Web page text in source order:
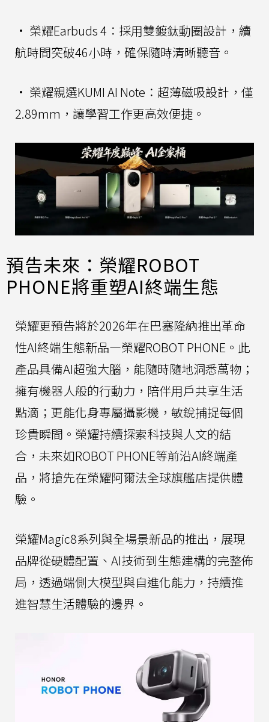
• 榮耀Earbuds 4：採用雙鍍鈦動圈設計，續
航時間突破46小時，確保隨時清晰聽音。
• 榮耀親選KUMI AI Note：超薄磁吸設計，僅
2.89mm，讓學習工作更高效便捷。
預告未來：榮耀ROBOT
PHONE將重塑AI終端生態
榮耀更預告將於2026年在巴塞隆納推出革命
性AI終端生態新品—榮耀ROBOT PHONE。此
產品具備AI超強大腦，能隨時隨地洞悉萬物；
擁有機器人般的行動力，陪伴用戶共享生活
點滴；更能化身專屬攝影機，敏銳捕捉每個
珍貴瞬間。榮耀持續探索科技與人文的結
合，未來如ROBOT PHONE等前沿AI終端產
品，將搶先在榮耀阿爾法全球旗艦店提供體
驗。
榮耀Magic8系列與全場景新品的推出，展現
品牌從硬體配置、AI技術到生態建構的完整佈
局，透過端側大模型與自進化能力，持續推
進智慧生活體驗的邊界。